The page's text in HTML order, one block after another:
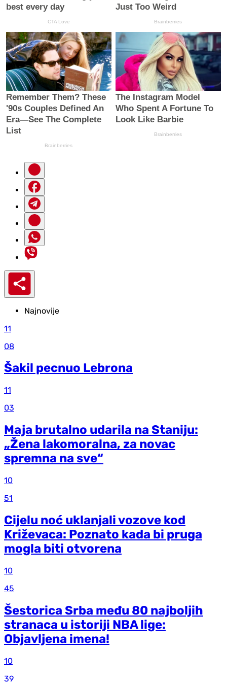
Najnovije
11
08
Šakil pecnuo Lebrona
11
03
Maja brutalno udarila na Staniju:
„Žena lakomoralna, za novac
spremna na sve“
10
51
Cijelu noć uklanjali vozove kod
Križevaca: Poznato kada bi pruga
mogla biti otvorena
10
45
Šestorica Srba među 80 najboljih
stranaca u istoriji NBA lige:
Objavljena imena!
10
39